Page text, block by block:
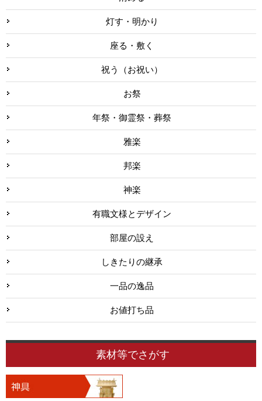
灯す・明かり
座る・敷く
祝う（お祝い）
お祭
年祭・御霊祭・葬祭
雅楽
邦楽
神楽
有職文様とデザイン
部屋の設え
しきたりの継承
一品の逸品
お値打ち品
素材等でさがす